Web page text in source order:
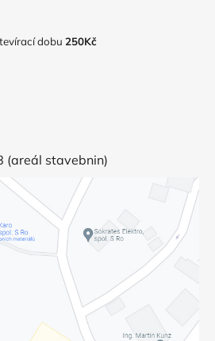
dobu 250Kč
(areál stavebnin)